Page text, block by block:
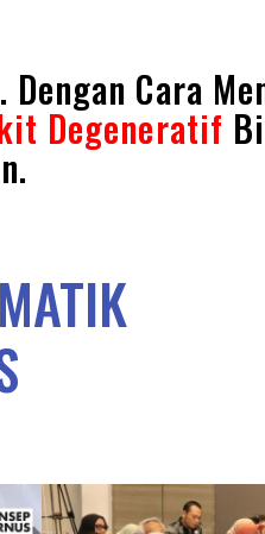
Cara
Degeneratif